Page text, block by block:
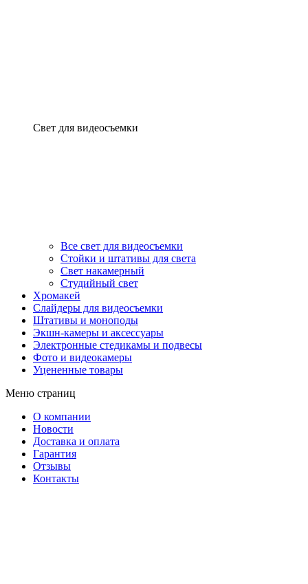
Свет для видеосъемки
Все свет для видеосъемки
Стойки и штативы для света
Свет накамерный
Студийный свет
Хромакей
Слайдеры для видеосъемки
Штативы и моноподы
Экшн-камеры и аксессуары
Электронные стедикамы и подвесы
Фото и видеокамеры
Уцененные товары
Меню страниц
О компании
Новости
Доставка и оплата
Гарантия
Отзывы
Контакты